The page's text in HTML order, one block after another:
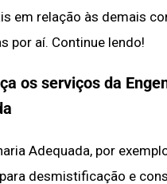
em relação às demais
por aí. Continue lendo!
os serviços da
Adequada, por
desmistificação e